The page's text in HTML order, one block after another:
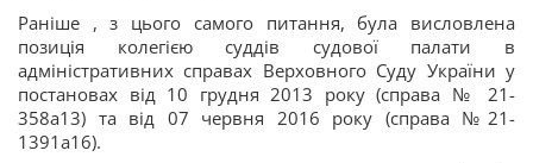
Раніше , з цього самого питання, була висловлена
позиція колегією суддів судової палати в
адміністративних справах Верховного Суду України у
постановах від 10 грудня 2013 року (справа № 21-
358а13) та від 07 червня 2016 року (справа №21-
1391а16).